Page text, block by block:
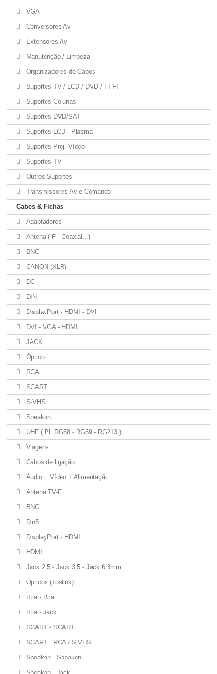
VGA
Conversores Av
Extensores Av
Manutenção / Limpeza
Organizadores de Cabos
Suportes TV / LCD / DVD / HI-FI
Suportes Colunas
Suportes DVD/SAT
Suportes LCD - Plasma
Suportes Proj. Vídeo
Suportes TV
Outros Suportes
Transmissores Av e Comando
Cabos & Fichas
Adaptadores
Antena ( F - Coaxial...)
BNC
CANON (XLR)
DC
DIN
DisplayPort - HDMI - DVI
DVI - VGA - HDMI
JACK
Óptico
RCA
SCART
S-VHS
Speakon
UHF ( PL RG58 - RG59 - RG213 )
Viagens
Cabos de ligação
Áudio + Vídeo + Alimentação
Antena TV-F
BNC
Din5
DisplayPort - HDMI
HDMI
Jack 2.5 - Jack 3.5 - Jack 6.3mm
Ópticos (Toslink)
Rca - Rca
Rca - Jack
SCART - SCART
SCART - RCA / S-VHS
Speakon - Speakon
Speakon - Jack